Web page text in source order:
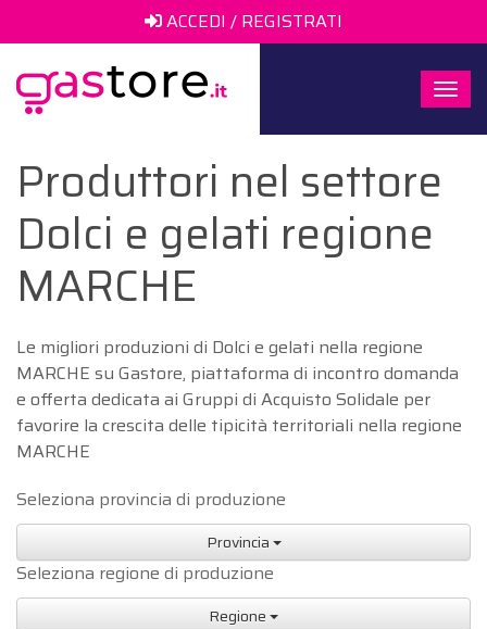
ACCEDI / REGISTRATI
Produttori nel settore
Dolci e gelati regione
MARCHE
Le migliori produzioni di Dolci e gelati nella regione
MARCHE su Gastore, piattaforma di incontro domanda
e offerta dedicata ai Gruppi di Acquisto Solidale per
favorire la crescita delle tipicità territoriali nella regione
MARCHE
Seleziona provincia di produzione
Provincia
Seleziona regione di produzione
Regione